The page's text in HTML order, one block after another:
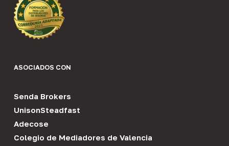
ASOCIADOS CON
Senda Brokers
UnisonSteadfast
Adecose
Colegio de Mediadores de Valencia